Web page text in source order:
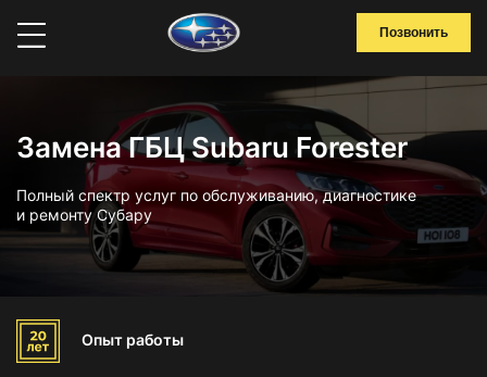
Позвонить
Замена ГБЦ Subaru Forester
Полный спектр услуг по обслуживанию, диагностике
и ремонту Субару
Опыт работы